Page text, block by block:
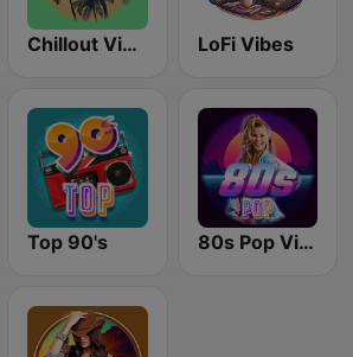
Chillout Vibes LoFi Vibes
Top 90's 80s Pop Vibes